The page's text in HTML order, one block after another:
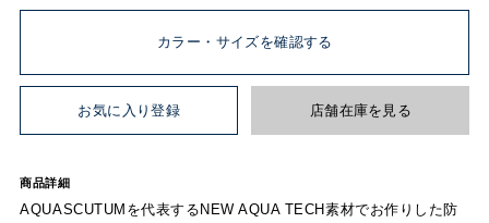
カラー・サイズを確認する
お気に入り登録 店舗在庫を見る
商品詳細
AQUASCUTUMを代表するNEW AQUA TECH素材でお作りした防